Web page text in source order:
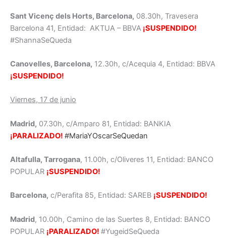
Sant Vicenç dels Horts, Barcelona, 08.30h, Travesera
Barcelona 41, Entidad: AKTUA – BBVA ¡SUSPENDIDO!
#ShannaSeQueda
Canovelles, Barcelona, 12.30h, c/Acequia 4, Entidad: BBVA
¡SUSPENDIDO!
Viernes, 17 de junio
Madrid, 07.30h, c/Amparo 81, Entidad: BANKIA
¡PARALIZADO! #MariaYOscarSeQuedan
Altafulla, Tarrogana, 11.00h, c/Oliveres 11, Entidad: BANCO
POPULAR ¡SUSPENDIDO!
Barcelona, c/Perafita 85, Entidad: SAREB ¡SUSPENDIDO!
Madrid, 10.00h, Camino de las Suertes 8, Entidad: BANCO
POPULAR ¡PARALIZADO! #YugeidSeQueda